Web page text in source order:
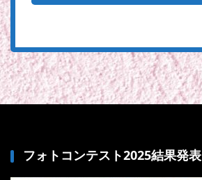
フォトコンテスト2025結果発表